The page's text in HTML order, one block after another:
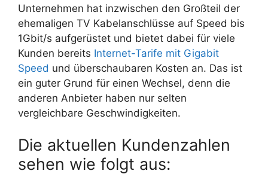
Unternehmen hat inzwischen den Großteil der
ehemaligen TV Kabelanschlüsse auf Speed bis
1Gbit/s aufgerüstet und bietet dabei für viele
Kunden bereits Internet-Tarife mit Gigabit
Speed und überschaubaren Kosten an. Das ist
ein guter Grund für einen Wechsel, denn die
anderen Anbieter haben nur selten
vergleichbare Geschwindigkeiten.
Die aktuellen Kundenzahlen
sehen wie folgt aus: